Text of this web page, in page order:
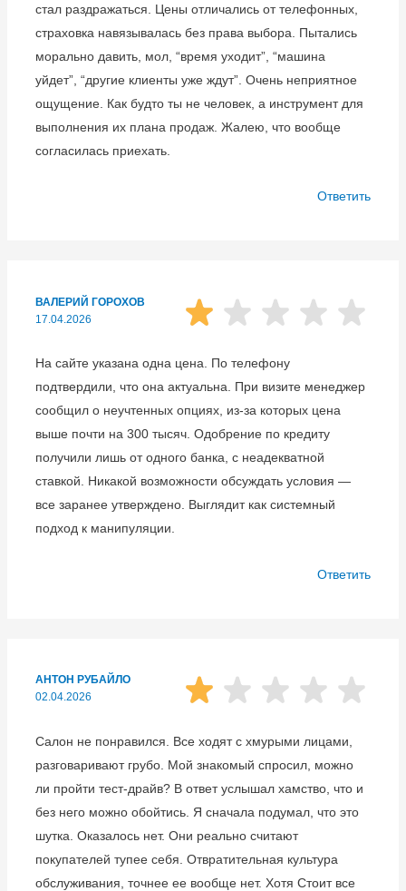
стал раздражаться. Цены отличались от телефонных,
страховка навязывалась без права выбора. Пытались
морально давить, мол, “время уходит”, “машина
уйдет”, “другие клиенты уже ждут”. Очень неприятное
ощущение. Как будто ты не человек, а инструмент для
выполнения их плана продаж. Жалею, что вообще
согласилась приехать.
Ответить
ВАЛЕРИЙ ГОРОХОВ
17.04.2026
На сайте указана одна цена. По телефону
подтвердили, что она актуальна. При визите менеджер
сообщил о неучтенных опциях, из-за которых цена
выше почти на 300 тысяч. Одобрение по кредиту
получили лишь от одного банка, с неадекватной
ставкой. Никакой возможности обсуждать условия —
все заранее утверждено. Выглядит как системный
подход к манипуляции.
Ответить
АНТОН РУБАЙЛО
02.04.2026
Салон не понравился. Все ходят с хмурыми лицами,
разговаривают грубо. Мой знакомый спросил, можно
ли пройти тест-драйв? В ответ услышал хамство, что и
без него можно обойтись. Я сначала подумал, что это
шутка. Оказалось нет. Они реально считают
покупателей тупее себя. Отвратительная культура
обслуживания, точнее ее вообще нет. Хотя Стоит все